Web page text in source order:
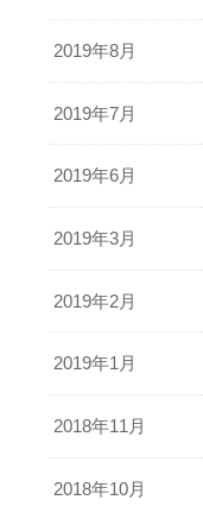
2019年8月
2019年7月
2019年6月
2019年3月
2019年2月
2019年1月
2018年11月
2018年10月